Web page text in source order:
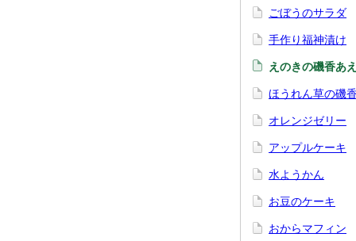
ごぼうのサラダ
手作り福神漬け
えのきの磯香あえ
ほうれん草の磯
オレンジゼリー
アップルケーキ
水ようかん
お豆のケーキ
おからマフィン